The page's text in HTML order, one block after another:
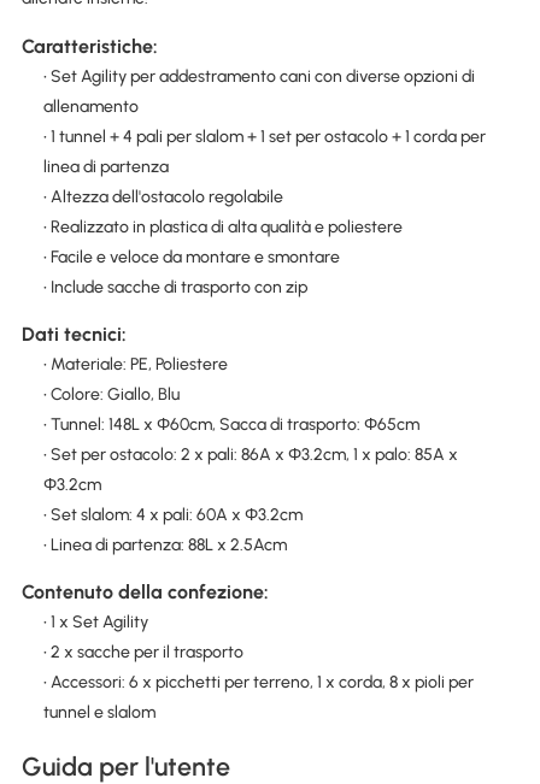
Caratteristiche:
• Set Agility per addestramento cani con diverse opzioni di
allenamento
• 1 tunnel + 4 pali per slalom + 1 set per ostacolo + 1 corda per
linea di partenza
• Altezza dell'ostacolo regolabile
• Realizzato in plastica di alta qualità e poliestere
• Facile e veloce da montare e smontare
• Include sacche di trasporto con zip
Dati tecnici:
• Materiale: PE, Poliestere
• Colore: Giallo, Blu
• Tunnel: 148L x Φ60cm, Sacca di trasporto: Φ65cm
• Set per ostacolo: 2 x pali: 86A x Φ3.2cm, 1 x palo: 85A x
Φ3.2cm
• Set slalom: 4 x pali: 60A x Φ3.2cm
• Linea di partenza: 88L x 2.5Acm
Contenuto della confezione:
• 1 x Set Agility
• 2 x sacche per il trasporto
• Accessori: 6 x picchetti per terreno, 1 x corda, 8 x pioli per
tunnel e slalom
Guida per l'utente